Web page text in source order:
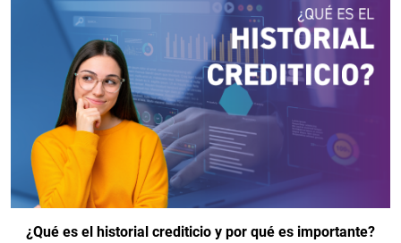
¿Qué es el historial crediticio y por qué es importante?